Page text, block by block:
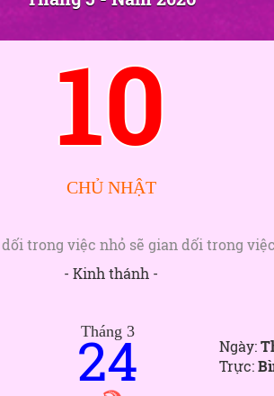
10
CHỦ NHẬT
trong việc nhỏ sẽ gian dối trong
- Kinh thánh -
Tháng 3
24 Ngày:
Trực: